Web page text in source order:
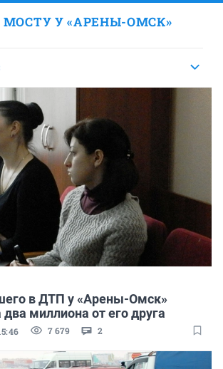
МОСТУ У «АРЕНЫ-ОМСК»
в ДТП у «Арены-Омск»
два миллиона от его друга
7 679 2